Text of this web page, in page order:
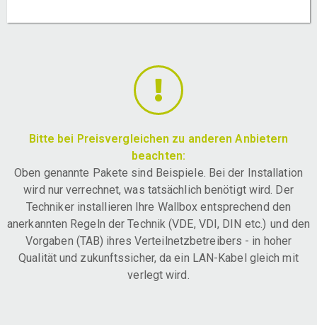
Bitte bei Preisvergleichen zu anderen Anbietern
beachten:
Oben genannte Pakete sind Beispiele. Bei der Installation
wird nur verrechnet, was tatsächlich benötigt wird. Der
Techniker installieren Ihre Wallbox entsprechend den
anerkannten Regeln der Technik (VDE, VDI, DIN etc.) und den
Vorgaben (TAB) ihres Verteilnetzbetreibers - in hoher
Qualität und zukunftssicher, da ein LAN-Kabel gleich mit
verlegt wird.